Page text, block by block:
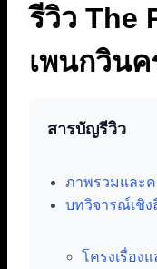
รีวิว The
เพนกวิน
สารบัญรีวิว
ภาพรวมและ
บทวิจารณ์เชิง
โครงเรื่อง